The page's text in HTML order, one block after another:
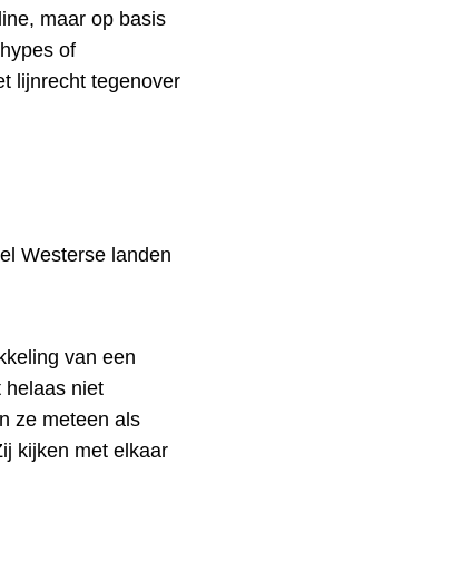
maar op basis
of
lijnrecht tegenover
Westerse landen
van een
helaas niet
ze meteen als
kijken met elkaar